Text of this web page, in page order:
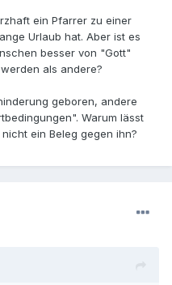
ein Pfarrer zu einer
Urlaub hat. Aber ist es
besser von "Gott"
als andere?
geboren, andere
Warum lässt
ein Beleg gegen ihn?